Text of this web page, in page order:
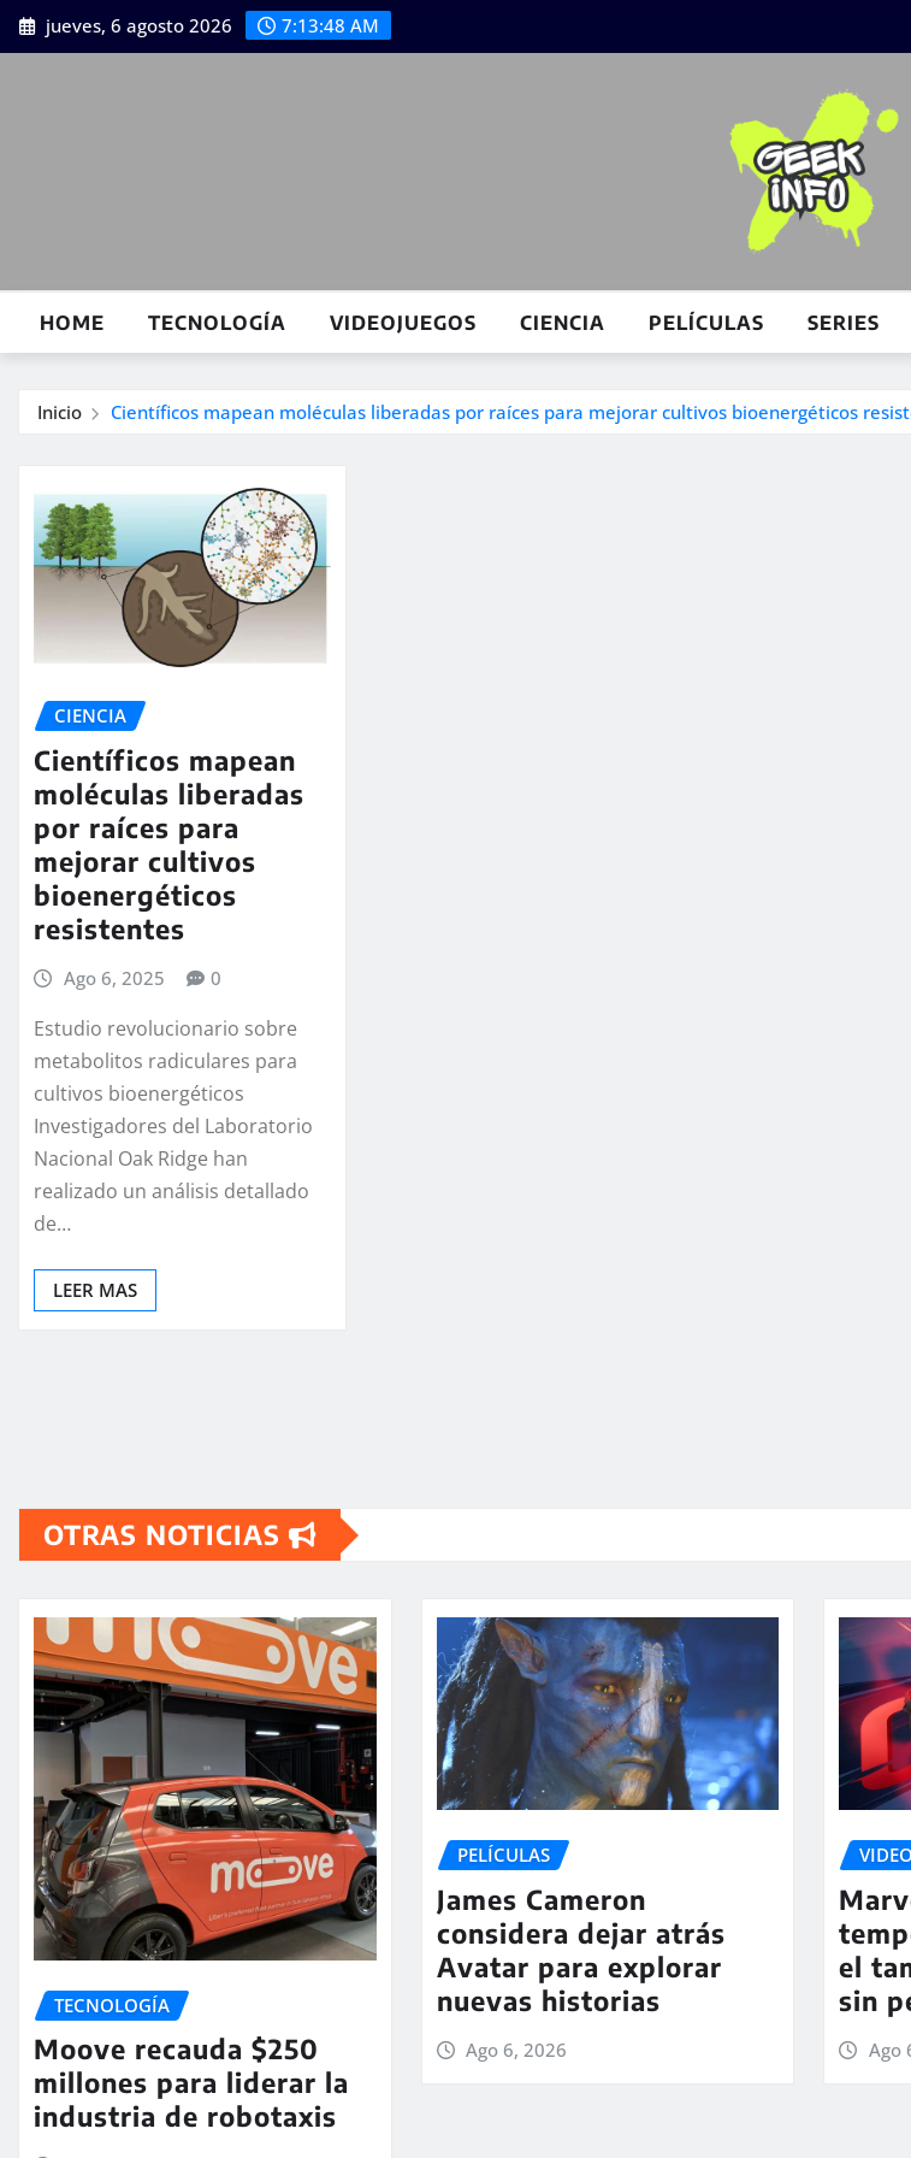
Saltar
al
jueves, 6 agosto 2026 7:13:49 AM
HOME TECNOLOGÍA VIDEOJUEGOS CIENCIA PELÍCULAS SERIES
Inicio Científicos mapean moléculas liberadas por raíces para mejorar cultivos bioenergéticos
CIENCIA
Científicos mapean
moléculas liberadas
por raíces para
mejorar cultivos
bioenergéticos
resistentes
Ago 6, 2025 0
Estudio revolucionario sobre
metabolitos radiculares para
cultivos bioenergéticos
Investigadores del Laboratorio
Nacional Oak Ridge han
realizado un análisis detallado
de…
LEER MAS
OTRAS NOTICIAS
TECNOLOGÍA
Moove recauda $250
millones para liderar la
industria de robotaxis
PELÍCULAS
James Cameron
considera dejar atrás
Avatar para explorar
nuevas historias
Ago 6, 2026
el
sin
Ago